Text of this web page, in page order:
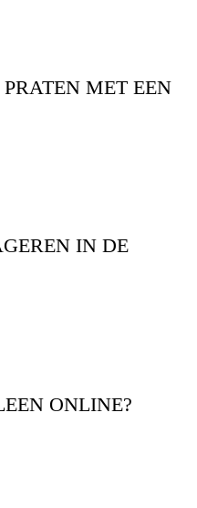
MET EEN
IN DE
ONLINE?